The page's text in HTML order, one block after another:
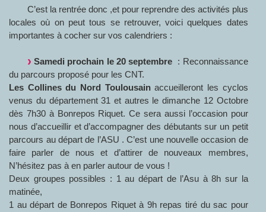
C’est la rentrée donc ,et pour reprendre des activités plus
locales où on peut tous se retrouver, voici quelques dates
importantes à cocher sur vos calendriers :
Samedi prochain le 20 septembre : Reconnaissance
du parcours proposé pour les CNT.
Les Collines du Nord Toulousainaccueilleront les cyclos
venus du département 31 et autres le dimanche 12 Octobre
dès 7h30 à Bonrepos Riquet. Ce sera aussi l’occasion pour
nous d’accueillir et d’accompagner des débutants sur un petit
parcours au départ de l’ASU . C’est une nouvelle occasion de
faire parler de nous et d’attirer de nouveaux membres,
N’hésitez pas à en parler autour de vous !
Deux groupes possibles : 1 au départ de l’Asu à 8h sur la
matinée,
1 au départ de Bonrepos Riquet à 9h repas tiré du sac pour